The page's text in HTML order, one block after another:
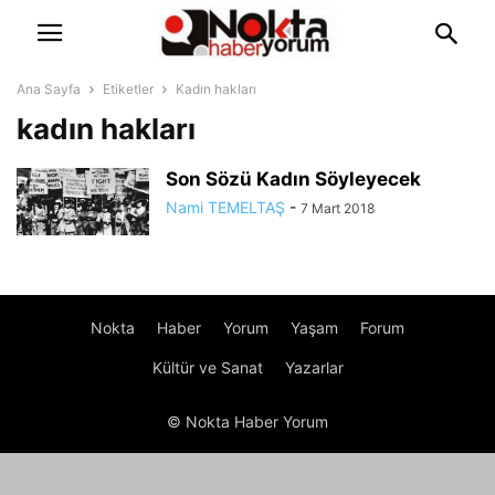
Ana Sayfa Etiketler Kadın hakları
kadın hakları
Son Sözü Kadın Söyleyecek
Nami TEMELTAŞ - 7 Mart 2018
Nokta Haber Yorum Yaşam Forum
Kültür ve Sanat Yazarlar
© Nokta Haber Yorum